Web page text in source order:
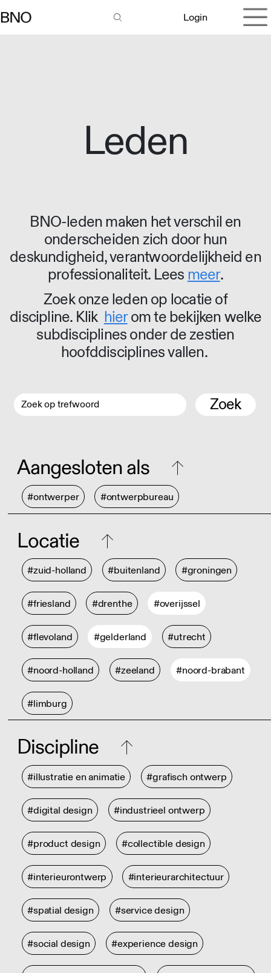
Login
Leden
BNO-leden maken het verschil en
onderscheiden zich door hun
deskundigheid, verantwoordelijkheid en
professionaliteit. Lees meer.
Zoek onze leden op locatie of
discipline. Klik hierom te bekijken welke
subdisciplines onder de zestien
hoofddisciplines vallen.
Zoek
Aangesloten als
#ontwerper #ontwerpbureau
Locatie
#zuid-holland #buitenland #groningen
#friesland #drenthe #overijssel
#flevoland #gelderland #utrecht
#noord-holland #zeeland #noord-brabant
#limburg
Discipline
#illustratie en animatie #grafisch ontwerp
#digital design #industrieel ontwerp
#product design #collectible design
#interieurontwerp #interieurarchitectuur
#spatial design #service design
#social design #experience design